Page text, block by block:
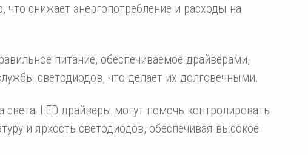
что снижает энергопотребление и расходы на
питание, обеспечиваемое драйверами,
светодиодов, что делает их долговечными.
света: LED драйверы могут помочь контролировать
и яркость светодиодов, обеспечивая высокое